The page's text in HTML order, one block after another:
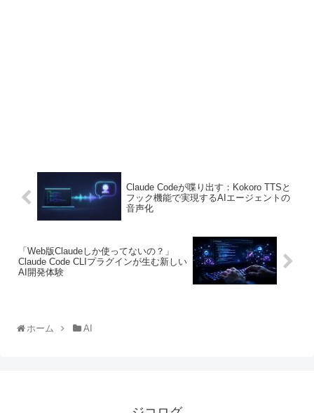
Claude Codeが喋り出す：Kokoro TTSと
フック機能で実現するAIエージェントの
音声化
「Web版Claudeしか使ってないの？」
Claude Code CLIプラグインが生む新しい
AI開発体験
ホーム AI